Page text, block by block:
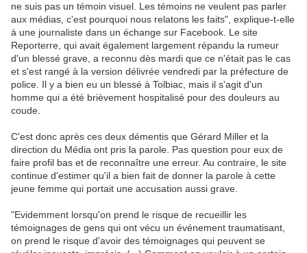
ne suis pas un témoin visuel. Les témoins ne veulent pas parler
aux médias, c'est pourquoi nous relatons les faits", explique-t-elle
à une journaliste dans un échange sur Facebook. Le site
Reporterre, qui avait également largement répandu la rumeur
d'un blessé grave, a reconnu dès mardi que ce n'était pas le cas
et s'est rangé à la version délivrée vendredi par la préfecture de
police. Il y a bien eu un blessé à Tolbiac, mais il s'agit d'un
homme qui a été brièvement hospitalisé pour des douleurs au
coude.
C'est donc après ces deux démentis que Gérard Miller et la
direction du Média ont pris la parole. Pas question pour eux de
faire profil bas et de reconnaître une erreur. Au contraire, le site
continue d'estimer qu'il a bien fait de donner la parole à cette
jeune femme qui portait une accusation aussi grave.
"Evidemment lorsqu'on prend le risque de recueillir les
témoignages de gens qui ont vécu un événement traumatisant,
on prend le risque d'avoir des témoignages qui peuvent se